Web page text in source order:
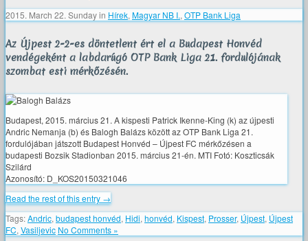
2015. March 22. Sundayin Hírek,Magyar NB I.,OTP Bank Liga
Az Újpest 2-2-es döntetlent ért el a Budapest Honvéd
vendégeként a labdarúgó OTP Bank Liga 21. fordulójának
szombat esti mérkőzésén.
Budapest, 2015. március 21. A kispesti Patrick Ikenne-King (k) az újpesti
Andric Nemanja (b) és Balogh Balázs között az OTP Bank Liga 21.
fordulójában játszott Budapest Honvéd – Újpest FC mérkőzésen a
budapesti Bozsik Stadionban 2015. március 21-én. MTI Fotó: Koszticsák
Szilárd
Azonosító: D_KOS20150321046
Read the rest of this entry →
Tags:Andric, budapest honvéd, Hidi, honvéd, Kispest, Prosser, Újpest, Újpest
FC, Vasiljevic No Comments »